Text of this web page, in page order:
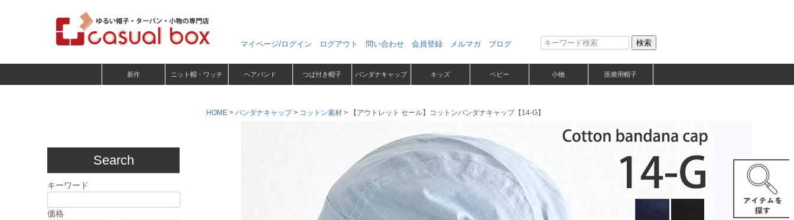
マイページ/ログイン ログアウト 問い合わせ 会員登録 メルマガ ブログ 検索
新作 ニット帽・ワッチ ヘアバンド つば付き帽子 バンダナキャップ キッズ ベビー 小物 医療用帽子
Search
キーワード
価格
HOME バンダナキャップ コットン素材 【アウトレット セール】コットンバンダナキャップ【14-G】